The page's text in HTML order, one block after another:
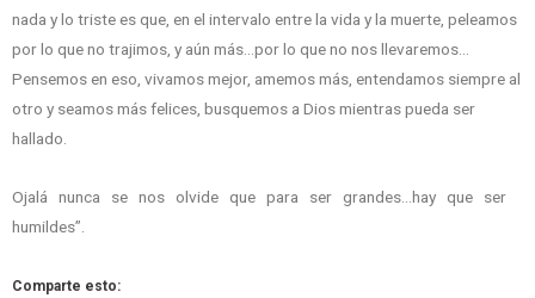
nada y lo triste es que, en el intervalo entre la vida y la muerte, peleamos
por lo que no trajimos, y aún más…por lo que no nos llevaremos…
Pensemos en eso, vivamos mejor, amemos más, entendamos siempre al
otro y seamos más felices, busquemos a Dios mientras pueda ser
hallado.
Ojalá nunca se nos olvide que para ser grandes…hay que ser
humildes”.
Comparte esto: